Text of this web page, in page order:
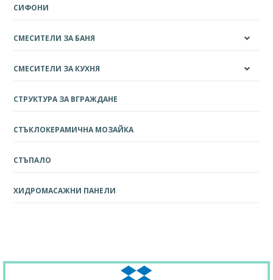
СИФОНИ
СМЕСИТЕЛИ ЗА БАНЯ
СМЕСИТЕЛИ ЗА КУХНЯ
СТРУКТУРА ЗА ВГРАЖДАНЕ
СТЪКЛОКЕРАМИЧНА МОЗАЙКА
СТЪПАЛО
ХИДРОМАСАЖНИ ПАНЕЛИ